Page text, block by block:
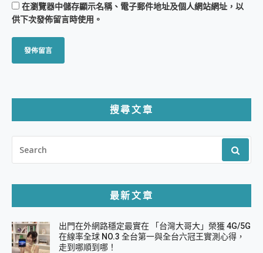
在瀏覽器中儲存顯示名稱、電子郵件地址及個人網站網址，以
供下次發佈留言時使用。
搜尋文章
FOR:
最新文章
出門在外網路穩定最實在 「台灣大哥大」榮獲 4G/5G
在線率全球 NO.3 全台第一與全台六冠王實測心得，
走到哪順到哪！